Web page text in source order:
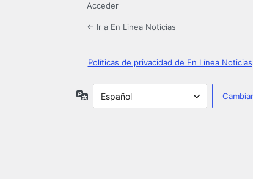
Acceder
← Ir a En Linea Noticias
Políticas de privacidad de En Línea Noticias
Idioma